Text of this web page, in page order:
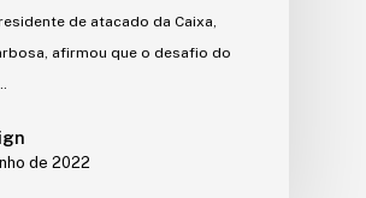
de atacado da Caixa,
afirmou que o desafio do
de 2022